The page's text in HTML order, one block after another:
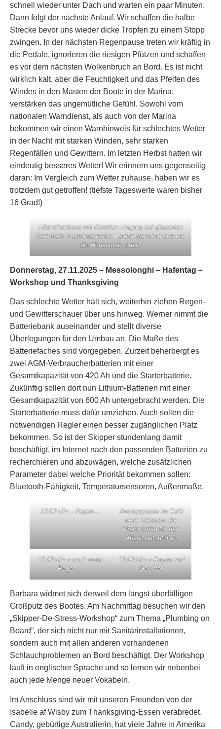
schnell wieder unter Dach und warten ein paar Minuten.
Dann folgt der nächste Anlauf. Wir schaffen die halbe
Strecke bevor uns wieder dicke Tropfen zu einem Stopp
zwingen. In der nächsten Regenpause treten wir kräftig in
die Pedale, ignorieren die riesigen Pfützen und schaffen
es vor dem nächsten Wolkenbruch an Bord. Es ist nicht
wirklich kalt, aber die Feuchtigkeit und das Pfeifen des
Windes in den Masten der Boote in der Marina,
verstärken das ungemütliche Gefühl. Sowohl vom
nationalen Warndienst, als auch von der Marina
bekommen wir einen Warnhinweis für schlechtes Wetter
in der Nacht mit starken Winden, sehr starken
Regenfällen und Gewittern. Im letzten Herbst hatten wir
eindeutig besseres Wetter! Wir erinnern uns gegenseitig
daran: Im Vergleich zum Wetter zuhause, haben wir es
trotzdem gut getroffen! (tiefste Tageswerte waren bisher
16 Grad!)
Hähnchenbrust mit Karotten-Topping auf glasierten
Kartoffeln in Limettensoße – sieht irgendwie aus wie
ein Hünengrab, oder?
Donnerstag, 27.11.2025 – Messolonghi – Hafentag –
Workshop und Thanksgiving
Das schlechte Wetter hält sich, weiterhin ziehen Regen-
und Gewitterschauer über uns hinweg. Werner nimmt die
Batteriebank auseinander und stellt diverse
Überlegungen für den Umbau an. Die Maße des
Batteriefaches sind vorgegeben. Zurzeit beherbergt es
zwei AGM-Verbraucherbatterien mit einer
Gesamtkapazität von 420 Ah und die Starterbatterie.
Zukünftig sollen dort nun Lithium-Batterien mit einer
Gesamtkapazität von 600 Ah untergebracht werden. Die
Starterbatterie muss dafür umziehen. Auch sollen die
notwendigen Regler einen besser zugänglichen Platz
bekommen. So ist der Skipper stundenlang damit
beschäftigt, im Internet nach den passenden Batterien zu
recherchieren und abzuwägen, welche zusätzlichen
Parameter dabei welche Priorität bekommen sollen:
Bluetooth-Fähigkeit, Temperatursensoren, Außenmaße.
13:00 Uhr – Regen…
Zwangspause im Café
beim Versuch, die
Weinvorräte für den
Abend aufzufüllen
17:00 Uhr – noch mehr
Regen…
20:00 Uhr – Regen und
Gewitter
Barbara widmet sich derweil dem längst überfälligen
Großputz des Bootes. Am Nachmittag besuchen wir den
„Skipper-De-Stress-Workshop“ zum Thema „Plumbing on
Board“, der sich nicht nur mit Sanitärinstallationen,
sondern auch mit allen anderen vorhandenen
Schlauchproblemen an Bord beschäftigt. Der Workshop
läuft in englischer Sprache und so lernen wir nebenbei
auch jede Menge neuer Vokabeln.
Im Anschluss sind wir mit unseren Freunden von der
Isabelle af Wisby zum Thanksgiving-Essen verabredet.
Candy, gebürtige Australierin, hat viele Jahre in Amerika